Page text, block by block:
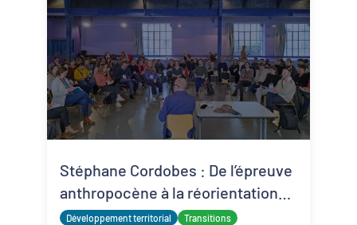
Développement territorial Transitions
Stéphane Cordobes : De l’épreuve
anthropocène à la réorientation
aménagiste